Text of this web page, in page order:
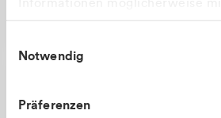
gesammelt haben.
Notwendig
Präferenzen